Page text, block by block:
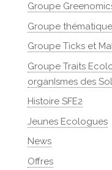
Groupe
Groupe thématique
Groupe Ticks et
Groupe Traits
organIsmes des
Histoire SFE2
Jeunes Ecologues
News
Offres